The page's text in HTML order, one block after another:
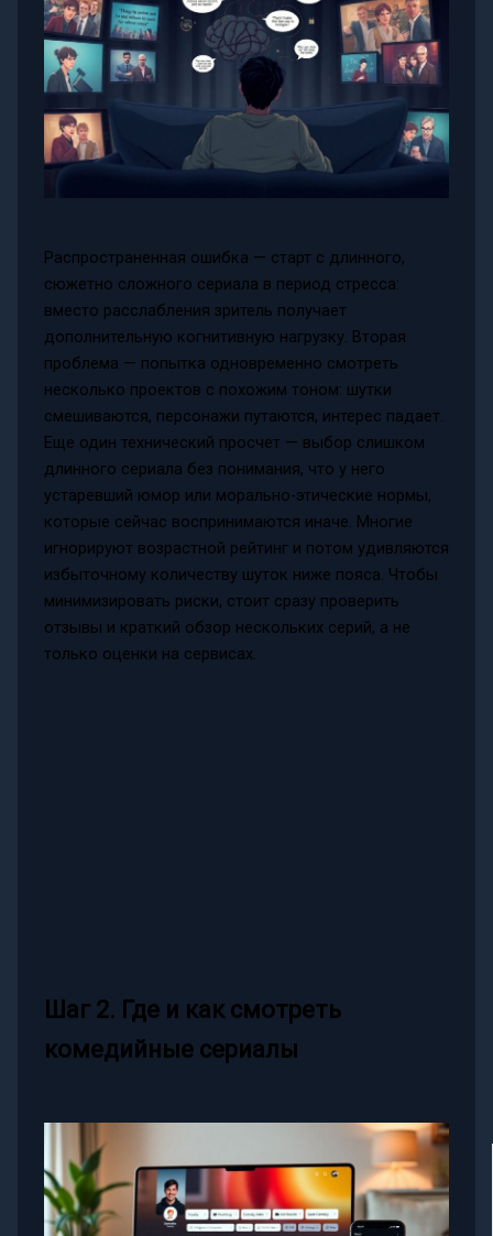
Распространенная ошибка — старт с длинного,
сюжетно сложного сериала в период стресса:
вместо расслабления зритель получает
дополнительную когнитивную нагрузку. Вторая
проблема — попытка одновременно смотреть
несколько проектов с похожим тоном: шутки
смешиваются, персонажи путаются, интерес падает.
Еще один технический просчет — выбор слишком
длинного сериала без понимания, что у него
устаревший юмор или морально-этические нормы,
которые сейчас воспринимаются иначе. Многие
игнорируют возрастной рейтинг и потом удивляются
избыточному количеству шуток ниже пояса. Чтобы
минимизировать риски, стоит сразу проверить
отзывы и краткий обзор нескольких серий, а не
только оценки на сервисах.
Шаг 2. Где и как смотреть
комедийные сериалы